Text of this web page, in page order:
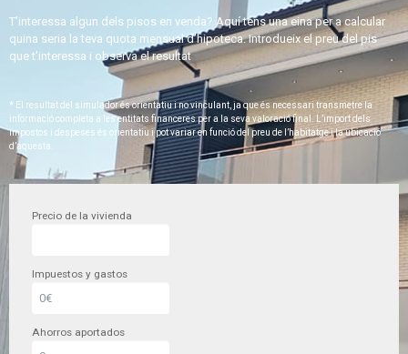
T’interessa algun dels pisos en venda? Aquí tens una eina per a calcular
quina seria la teva quota mensual d’hipoteca. Introdueix el preu del pis
que t’interessa i observa el resultat
* El resultat del simulador és orientatiu i no vinculant, ja que és necessari transmetre la
informació completa a les entitats financeres per a la seva valoració final. L’import dels
impostos i despeses és orientatiu i pot variar en funció del preu de l’habitatge i la ubicació
d’aquesta.
Precio de la vivienda
Impuestos y gastos
Ahorros aportados